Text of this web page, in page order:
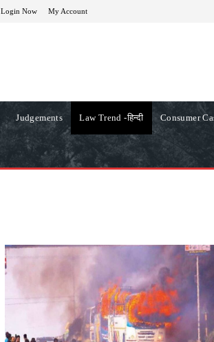
Login Now My Account
Judgements Law Trend -हिन्दी Consumer